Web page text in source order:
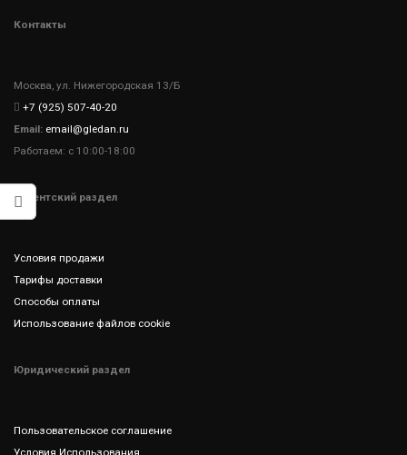
Контакты
Москва, ул. Нижегородская 13/Б
+7 (925) 507-40-20
Email: email@gledan.ru
Работаем: с 10:00-18:00
Клиентский раздел
Условия продажи
Тарифы доставки
Способы оплаты
Использование файлов cookie
Юридический раздел
Пользовательское соглашение
Условия Использования